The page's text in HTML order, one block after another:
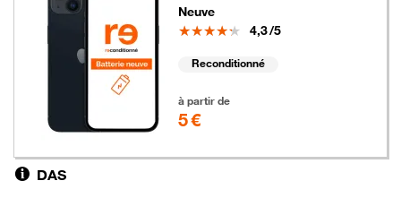
Neuve
Note
4,3/5
Reconditionné
à partir de
5 €
DAS